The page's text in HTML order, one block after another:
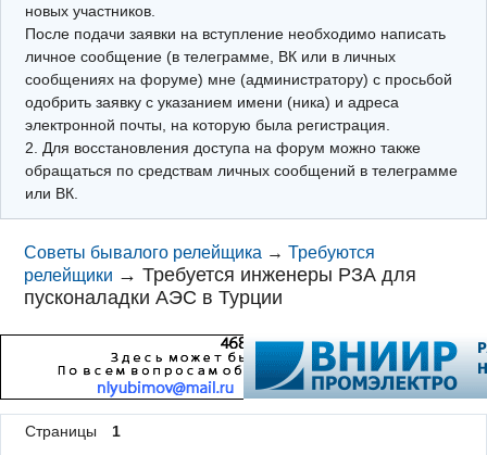
Видео РЗиА
Фотохостинг
Телеграм
новых участников.
После подачи заявки на вступление необходимо написать
личное сообщение (в телеграмме, ВК или в личных
сообщениях на форуме) мне (администратору) с просьбой
одобрить заявку с указанием имени (ника) и адреса
электронной почты, на которую была регистрация.
2. Для восстановления доступа на форум можно также
обращаться по средствам личных сообщений в телеграмме
или ВК.
Советы бывалого релейщика →Требуются
релейщики →Требуется инженеры РЗА для
пусконаладки АЭС в Турции
Страницы
1